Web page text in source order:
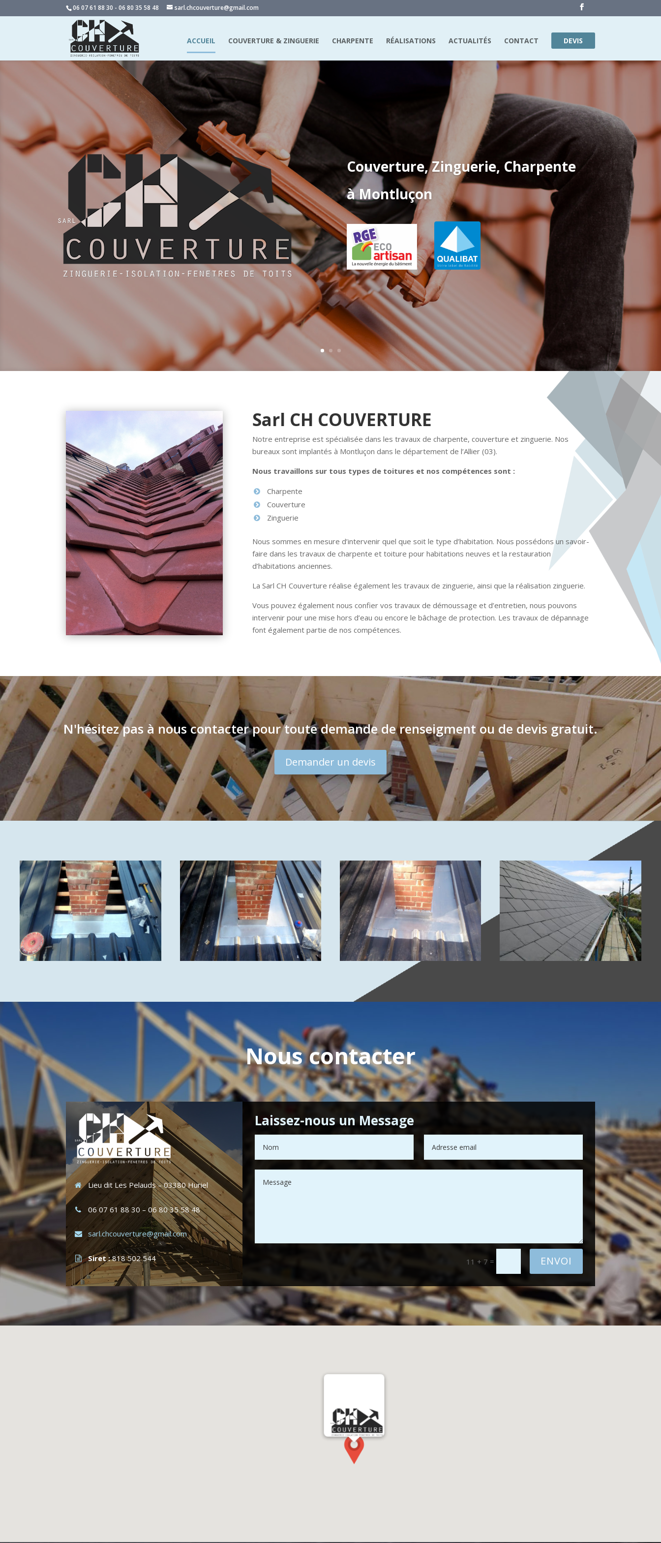
06 07 61 88 30 - 06 80 35 58 48 sarl.chcouverture@gmail.com
ACCUEIL COUVERTURE & ZINGUERIE CHARPENTE RÉALISATIONS ACTUALITÉS CONTACT DEVIS
Couverture, Zinguerie, Charpente
à Montluçon
Sarl CH COUVERTURE
Notre entreprise est spécialisée dans les travaux de charpente, couverture et zinguerie. Nos
bureaux sont implantés à Montluçon dans le département de l’Allier (03).
Nous travaillons sur tous types de toitures et nos compétences sont :
Charpente
Couverture
Zinguerie
Nous sommes en mesure d’intervenir quel que soit le type d’habitation. Nous possédons un savoir-
faire dans les travaux de charpente et toiture pour habitations neuves et la restauration
d’habitations anciennes.
La Sarl CH Couverture réalise également les travaux de zinguerie, ainsi que la réalisation zinguerie.
Vous pouvez également nous confier vos travaux de démoussage et d’entretien, nous pouvons
intervenir pour une mise hors d’eau ou encore le bâchage de protection. Les travaux de dépannage
font également partie de nos compétences.
N'hésitez pas à nous contacter pour toute demande de renseigment ou de devis gratuit.
Demander un devis
Nous contacter
Lieu dit Les Pelauds – 03380 Huriel
06 07 61 88 30 – 06 80 35 58 48
sarl.chcouverture@gmail.com
Siret :818 502 544
Laissez-nous un Message
11 + 7 = ENVOI